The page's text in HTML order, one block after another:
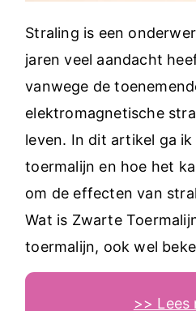
Straling is een
jaren veel aandacht
vanwege de
elektromagnetische
leven. In dit artikel ga
toermalijn en hoe het
om de effecten van
Wat is Zwarte
toermalijn, ook wel
>> Lees